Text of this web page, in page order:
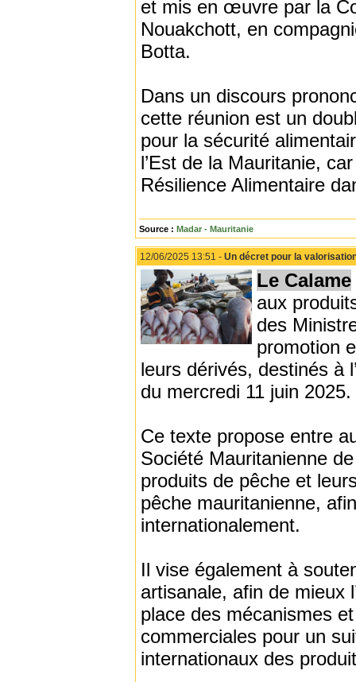
et mis en œuvre par la
Nouakchott, en
Botta.
Dans un discours
cette réunion est un
pour la sécurité
l’Est de la Mauritanie,
Résilience Alimentaire
Source : Madar - Mauritanie
12/06/2025 13:51 - Un décret pour la
Le Calame
aux
des
promotion
leurs dérivés, destinés à
du mercredi 11 juin 2025.
Ce texte propose entre
Société Mauritanienne
produits de pêche et
pêche mauritanienne,
internationalement.
Il vise également à
artisanale, afin de mieux
place des mécanismes
commerciales pour un
internationaux des